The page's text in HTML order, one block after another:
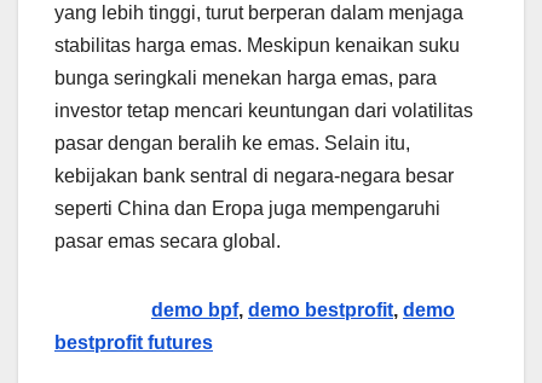
yang lebih tinggi, turut berperan dalam menjaga
stabilitas harga emas. Meskipun kenaikan suku
bunga seringkali menekan harga emas, para
investor tetap mencari keuntungan dari volatilitas
pasar dengan beralih ke emas. Selain itu,
kebijakan bank sentral di negara-negara besar
seperti China dan Eropa juga mempengaruhi
pasar emas secara global.
demo bpf, demo bestprofit, demo
bestprofit futures